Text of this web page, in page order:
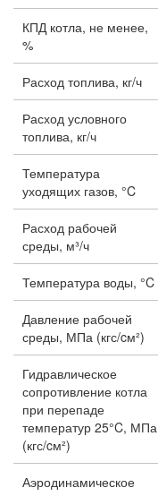
КПД котла, не менее,
%
Расход топлива, кг/ч
Расход условного
топлива, кг/ч
Температура
уходящих газов, °C
Расход рабочей
среды, м³/ч
Температура воды, °C
Давление рабочей
среды, МПа (кгс/cм²)
Гидравлическое
сопротивление котла
при перепаде
температур 25°C, МПа
(кгс/cм²)
Аэродинамическое